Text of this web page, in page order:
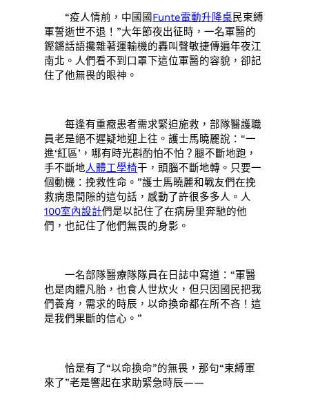
“疫人情前，中國國Funte電動升降桌民束縛
軍誓逝世不退！”大年節夜出征時，一名軍醫的
鏗鏘話語攙雜著運輸機的轟叫聲敏捷傳遍年夜江
南北。人們看不到口罩下這位軍醫的容貌，卻記
住了他無畏的眼神。
每逢有重癥患者需求緊迫施救，部隊醫護職
員老是絕不遲疑地迎上往。護士馬曉麗說：“一
進‘紅區’，哪有時光斟酌怕不怕？腿不斷地跑，
手不斷地人體工學椅干，頭腦不斷地轉。只要一
個動機：挽救性命。”護士馬曉麗和戰友們在挽
救病患間隙的這句話，感動了許很多多人。人
100室內設計們是以記住了在病房里奔馳的他
們，也記住了他們無畏的身影。
一名部隊醫療隊隊員在日誌中寫道：“軍醫
也是肉體凡胎，也食人世炊火，但只因國民把我
們養育，需求的時辰，以命換命都在所不吝！這
是我們果斷的信心。”
恰是有了“以命換命”的無畏，那句“束縛軍
來了”老是響起在求助緊急時辰——